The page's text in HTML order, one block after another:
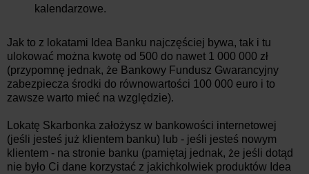
kalendarzowe.
Jak to z lokatami Idea Banku najczęściej bywa, tak i tu
ulokować można kwotę od 500 do nawet 1 000 000 zł
(przypomnę jednak, że Bankowy Fundusz Gwarancyjny
zabezpiecza środki do równowartości 100 000 euro i to
zawsze warto mieć na względzie).
Lokatę Skarbonka założysz w bankowości internetowej
(jeśli jesteś już klientem banku) lub - jeśli jesteś nowym
klientem - na stronie banku (pamiętaj jednak, że jeśli dotąd
nie było Ci dane korzystać z jakichkolwiek produktów Idea